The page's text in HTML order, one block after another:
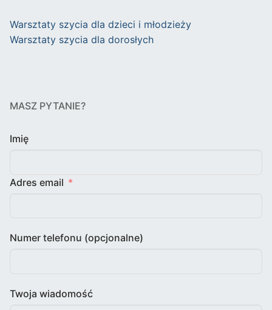
Warsztaty szycia dla dzieci i młodzieży
Warsztaty szycia dla dorosłych
MASZ PYTANIE?
Imię
Adres email
Numer telefonu (opcjonalne)
Twoja wiadomość